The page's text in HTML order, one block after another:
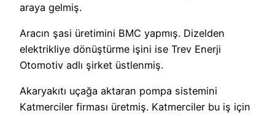
araya gelmiş.
Aracın şasi üretimini BMC yapmış. Dizelden
elektrikliye dönüştürme işini ise Trev Enerji
Otomotiv adlı şirket üstlenmiş.
Akaryakıtı uçağa aktaran pompa sistemini
Katmerciler firması üretmiş. Katmerciler bu iş için